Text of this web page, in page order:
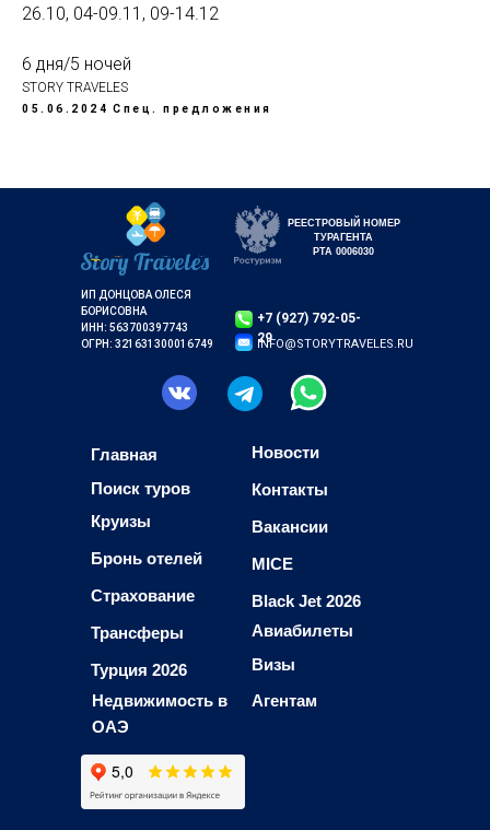
26.10, 04-09.11, 09-14.12
6 дня/5 ночей
STORY TRAVELES
05.06.2024 Спец. предложения
ИП ДОНЦОВА ОЛЕСЯ
БОРИСОВНА
ИНН: 563700397743
ОГРН: 321631300016749
+7 (927) 792-05-
29
INFO@STORYTRAVELES.RU
Новости
Контакты
Вакансии
Black Jet 2026
Авиабилеты
Недвижимость в
ОАЭ
MICE
Главная
Поиск туров
Круизы
Бронь отелей
Страхование
Трансферы
Турция 2026
Визы
Агентам
РЕЕСТРОВЫЙ НОМЕР
ТУРАГЕНТА
РТА 0006030